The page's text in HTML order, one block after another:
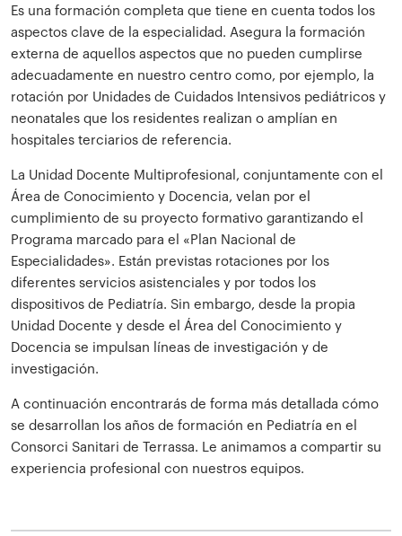
Es una formación completa que tiene en cuenta todos los
aspectos clave de la especialidad. Asegura la formación
externa de aquellos aspectos que no pueden cumplirse
adecuadamente en nuestro centro como, por ejemplo, la
rotación por Unidades de Cuidados Intensivos pediátricos y
neonatales que los residentes realizan o amplían en
hospitales terciarios de referencia.
La Unidad Docente Multiprofesional, conjuntamente con el
Área de Conocimiento y Docencia, velan por el
cumplimiento de su proyecto formativo garantizando el
Programa marcado para el «Plan Nacional de
Especialidades». Están previstas rotaciones por los
diferentes servicios asistenciales y por todos los
dispositivos de Pediatría. Sin embargo, desde la propia
Unidad Docente y desde el Área del Conocimiento y
Docencia se impulsan líneas de investigación y de
investigación.
A continuación encontrarás de forma más detallada cómo
se desarrollan los años de formación en Pediatría en el
Consorci Sanitari de Terrassa. Le animamos a compartir su
experiencia profesional con nuestros equipos.